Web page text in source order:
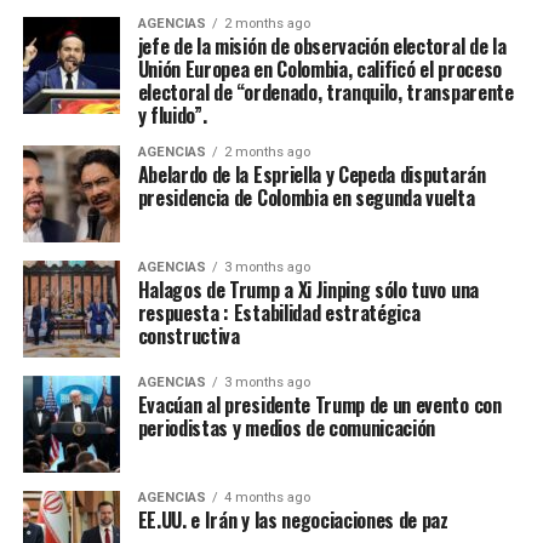
Se necesitaba aún más. El acuerdo reconocía un déficit
de financiación de la biodiversidad de 700.000 millones
de dólares al año.
Parte de esa cantidad podría cubrirse alcanzando otro
objetivo: los países acordaron eliminar gradualmente
500.000 millones de dólares anuales en subvenciones
presumiblemente incluiría los combustibles fósiles, la
agricultura insostenible y la pesca comercial— y
aumentar los incentivos positivos.
Pero los gobiernos llevan mucho tiempo batallando
para reorientar dichas subvenciones. Un informe de las
Naciones Unidas publicado en diciembre reveló que las
subvenciones perjudiciales para el medio ambiente
habían aumentado un 55 por ciento, hasta 1,7 billones
AGENCIAS 2 months ago
jefe de la misión de observación electoral de la
Unión Europea en Colombia, calificó el proceso
electoral de “ordenado, tranquilo, transparente
y fluido”.
AGENCIAS 2 months ago
Abelardo de la Espriella y Cepeda disputarán
presidencia de Colombia en segunda vuelta
AGENCIAS 3 months ago
Halagos de Trump a Xi Jinping sólo tuvo una
respuesta : Estabilidad estratégica
constructiva
AGENCIAS 3 months ago
Evacúan al presidente Trump de un evento con
periodistas y medios de comunicación
AGENCIAS 4 months ago
EE.UU. e Irán y las negociaciones de paz